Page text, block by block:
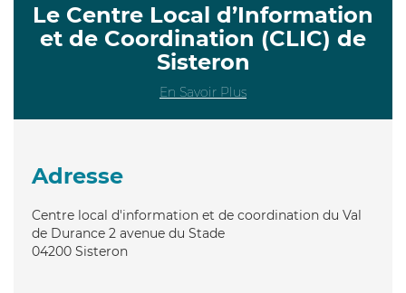
Le Centre Local d’Information
et de Coordination (CLIC) de
Sisteron
En Savoir Plus
Adresse
Centre local d'information et de coordination du Val
de Durance 2 avenue du Stade
04200 Sisteron